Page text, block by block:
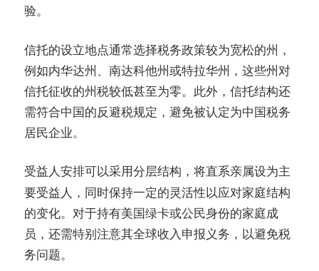
验。
信托的设立地点通常选择税务政策较为宽松的州，
例如内华达州、南达科他州或特拉华州，这些州对
信托征收的州税较低甚至为零。此外，信托结构还
需符合中国的反避税规定，避免被认定为中国税务
居民企业。
受益人安排可以采用分层结构，将直系亲属设为主
要受益人，同时保持一定的灵活性以应对家庭结构
的变化。对于持有美国绿卡或公民身份的家庭成
员，还需特别注意其全球收入申报义务，以避免税
务问题。